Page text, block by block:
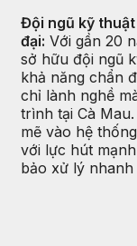
Đội ngũ kỹ
đại: Với gần 20
sở hữu đội ngũ
khả năng chẩn
chỉ lành nghề
trình tại Cà
mẽ vào hệ
với lực hút
bảo xử lý